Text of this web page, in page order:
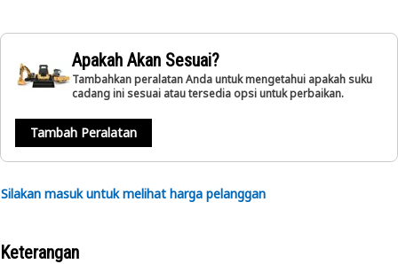
Apakah Akan Sesuai?
Tambahkan peralatan Anda untuk mengetahui apakah suku
cadang ini sesuai atau tersedia opsi untuk perbaikan.
Tambah Peralatan
Silakan masuk untuk melihat harga pelanggan
Keterangan